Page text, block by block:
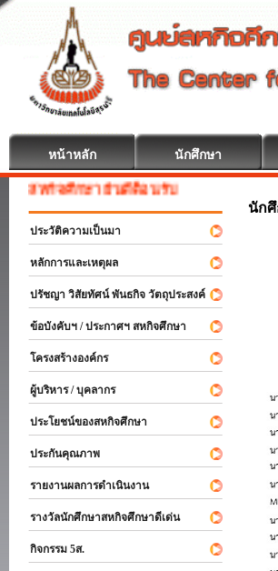
หน้าหลัก นักศึกษา
สหกิจศึกษา ยินดีต้อนรับ
ประวัติความเป็นมา
หลักการและเหตุผล
ปรัชญา วิสัยทัศน์ พันธกิจ วัตถุประสงค์
ข้อบังคับฯ / ประกาศฯ สหกิจศึกษา
โครงสร้างองค์กร
ผู้บริหาร / บุคลากร
ประโยชน์ของสหกิจศึกษา
ประกันคุณภาพ
รายงานผลการดำเนินงาน
รางวัลนักศึกษาสหกิจศึกษาดีเด่น
กิจกรรม 5ส.
นัก